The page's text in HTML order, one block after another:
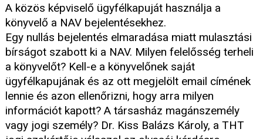
A közös képviselő ügyfélkapuját használja a
könyvelő a NAV bejelentésekhez.
Egy nullás bejelentés elmaradása miatt mulasztási
bírságot szabott ki a NAV. Milyen felelősség terheli
a könyvelőt? Kell-e a könyvelőnek saját
ügyfélkapujának és az ott megjelölt email címének
lennie és azon ellenőrizni, hogy arra milyen
információt kapott? A társasház magánszemély
vagy jogi személy? Dr. Kiss Balázs Károly, a THT